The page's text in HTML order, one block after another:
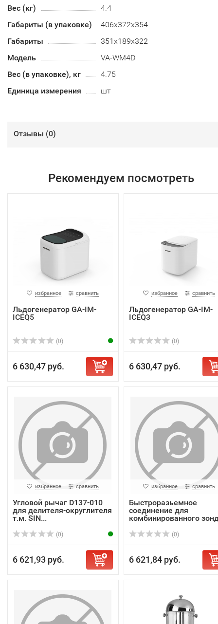
Вес (кг)
4.4
Габариты (в упаковке)
406х372х354
Габариты
351х189х322
Модель
VA-WM4D
Вес (в упаковке), кг
4.75
Единица измерения
шт
Отзывы (0)
Рекомендуем посмотреть
избранное сравнить
Льдогенератор GA-IM-
ICEQ5
(0)
6 630,47 руб.
избранное сравнить
Льдогенератор GA-IM-
ICEQ3
(0)
6 630,47 руб.
избранное сравнить
Угловой рычаг D137-010
для делителя-округлителя
т.м. SIN...
(0)
6 621,93 руб.
избранное сравнить
Быстроразьемное
соединение для
комбинированного
(0)
6 621,84 руб.